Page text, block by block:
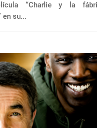
“Charlie y la
en su...